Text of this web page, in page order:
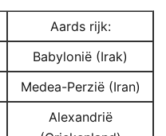
Aards rijk:
Babylonië (Irak)
Medea-Perzië (Iran)
Alexandrië